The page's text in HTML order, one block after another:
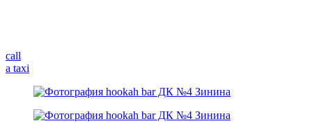
call
a taxi